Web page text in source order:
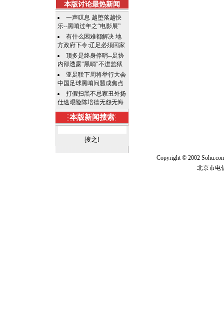
本版讨论最热新闻
一声叹息 越堕落越快
乐--黑哨过年之“电影展”
有什么困难都解决 地
方政府下令:辽足必须回家
顶多是终身停哨--足协
内部透露"黑哨"不进监狱
亚足联下周将举行大会
中国足球黑哨问题成焦点
打假扫黑不忌家丑外扬
仕途艰险陈培德无怨无悔
本版新闻搜索
Copyright © 2002
北京市电